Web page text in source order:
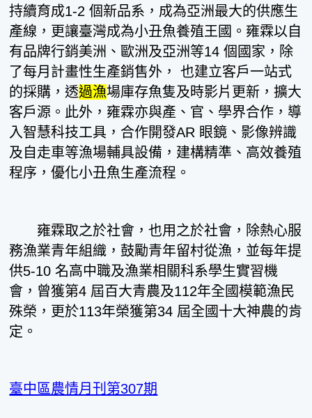
持續育成1-2 個新品系，成為亞洲最大的供應生
產線，更讓臺灣成為小丑魚養殖王國。雍霖以自
有品牌行銷美洲、歐洲及亞洲等14 個國家，除
了每月計畫性生產銷售外， 也建立客戶一站式
的採購，透過漁場庫存魚隻及時影片更新，擴大
客戶源。此外，雍霖亦與產、官、學界合作，導
入智慧科技工具，合作開發AR 眼鏡、影像辨識
及自走車等漁場輔具設備，建構精準、高效養殖
程序，優化小丑魚生產流程。
雍霖取之於社會，也用之於社會，除熱心服
務漁業青年組織，鼓勵青年留村從漁，並每年提
供5-10 名高中職及漁業相關科系學生實習機
會，曾獲第4 屆百大青農及112年全國模範漁民
殊榮，更於113年榮獲第34 屆全國十大神農的肯
定。
臺中區農情月刊第307期